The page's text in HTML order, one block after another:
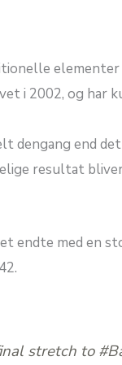
i 2002, og har
dengang end
resultat
endte med en
stretch to